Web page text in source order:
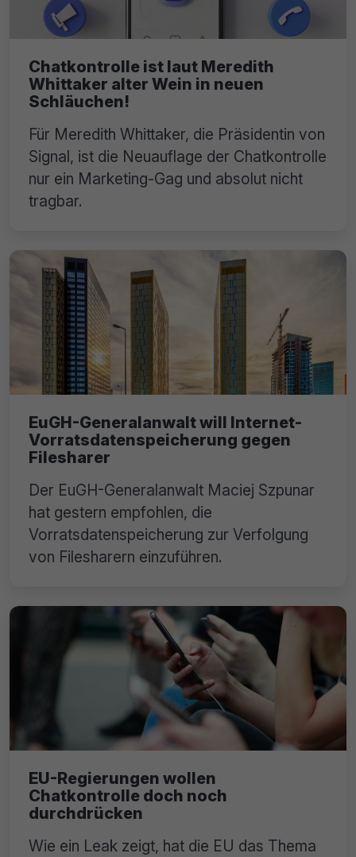
Chatkontrolle ist laut Meredith
Whittaker alter Wein in neuen
Schläuchen!
Für Meredith Whittaker, die Präsidentin von
Signal, ist die Neuauflage der Chatkontrolle
nur ein Marketing-Gag und absolut nicht
tragbar.
EuGH-Generalanwalt will Internet-
Vorratsdatenspeicherung gegen
Filesharer
Der EuGH-Generalanwalt Maciej Szpunar
hat gestern empfohlen, die
Vorratsdatenspeicherung zur Verfolgung
von Filesharern einzuführen.
EU-Regierungen wollen
Chatkontrolle doch noch
durchdrücken
Wie ein Leak zeigt, hat die EU das Thema